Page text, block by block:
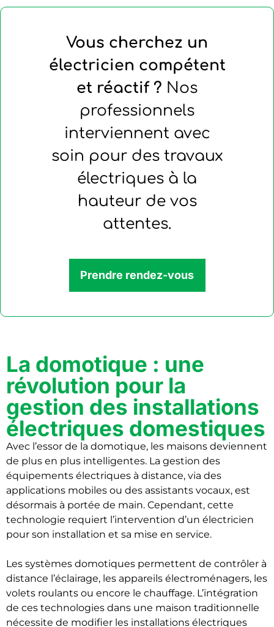
Vous cherchez un
électricien compétent
et réactif ? Nos
professionnels
interviennent avec
soin pour des travaux
électriques à la
hauteur de vos
attentes.
Prendre rendez-vous
La domotique : une
révolution pour la
gestion des installations
électriques domestiques
Avec l’essor de la domotique, les maisons deviennent
de plus en plus intelligentes. La gestion des
équipements électriques à distance, via des
applications mobiles ou des assistants vocaux, est
désormais à portée de main. Cependant, cette
technologie requiert l’intervention d’un électricien
pour son installation et sa mise en service.
Les systèmes domotiques permettent de contrôler à
distance l’éclairage, les appareils électroménagers, les
volets roulants ou encore le chauffage. L’intégration
de ces technologies dans une maison traditionnelle
nécessite de modifier les installations électriques